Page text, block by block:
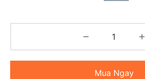
Mua Ngay